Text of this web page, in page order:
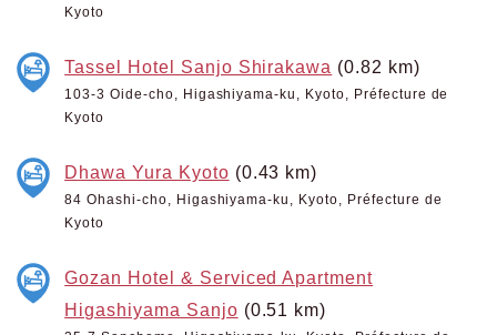
Kyoto
Tassel Hotel Sanjo Shirakawa (0.82 km)
103-3 Oide-cho, Higashiyama-ku, Kyoto, Préfecture de
Kyoto
Dhawa Yura Kyoto (0.43 km)
84 Ohashi-cho, Higashiyama-ku, Kyoto, Préfecture de
Kyoto
Gozan Hotel & Serviced Apartment
Higashiyama Sanjo (0.51 km)